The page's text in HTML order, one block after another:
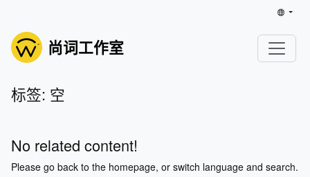
尚词工作室
标签: 空
No related content!
Please go back to the homepage, or switch language and search.